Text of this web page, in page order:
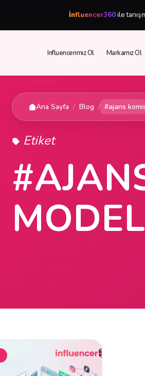
İnfluencer360ile
Influencerımız Ol Markamız Ol
Ana Sayfa / Blog / #ajans
Etiket